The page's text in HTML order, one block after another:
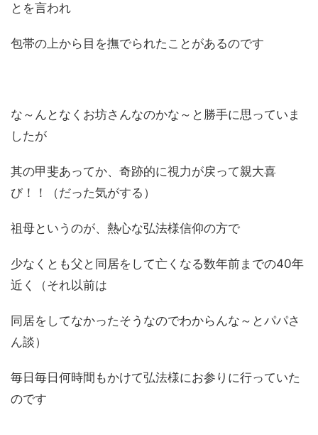
とを言われ
包帯の上から目を撫でられたことがあるのです
な～んとなくお坊さんなのかな～と勝手に思っていま
したが
其の甲斐あってか、奇跡的に視力が戻って親大喜
び！！（だった気がする）
祖母というのが、熱心な弘法様信仰の方で
少なくとも父と同居をして亡くなる数年前までの40年
近く（それ以前は
同居をしてなかったそうなのでわからんな～とパパさ
ん談）
毎日毎日何時間もかけて弘法様にお参りに行っていた
のです